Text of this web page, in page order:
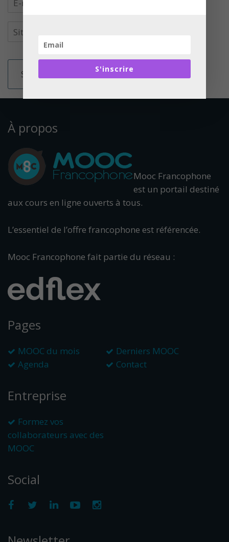
À propos
Mooc Francophone
est un portail destiné
aux cours en ligne ouverts à tous.
L’essentiel de l’offre francophone est référencée.
Mooc Francophone fait partie du réseau :
Pages
MOOC du mois
Derniers MOOC
Agenda
Contact
Entreprise
Formez vos
collaborateurs avec des
MOOC
Social
S'inscrire